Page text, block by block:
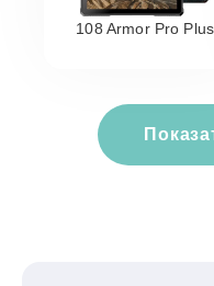
108 Armor Pro Plus